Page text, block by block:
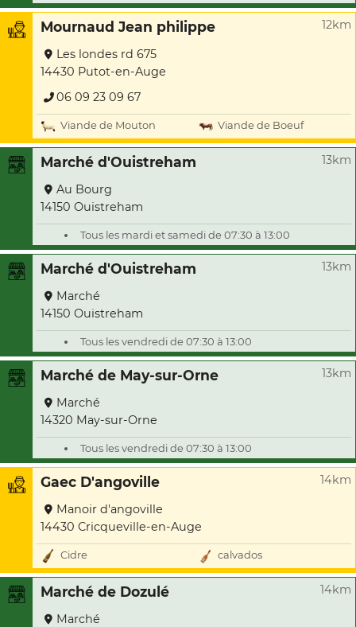
Mournaud Jean philippe 12km
Les londes rd 675
14430 Putot-en-Auge
06 09 23 09 67
Viande de Mouton Viande de Boeuf
Marché d'Ouistreham 13km
Au Bourg
14150 Ouistreham
Tous les mardi et samedi de 07:30 à 13:00
Marché d'Ouistreham 13km
Marché
14150 Ouistreham
Tous les vendredi de 07:30 à 13:00
Marché de May-sur-Orne 13km
Marché
14320 May-sur-Orne
Tous les vendredi de 07:30 à 13:00
Gaec D'angoville 14km
Manoir d'angoville
14430 Cricqueville-en-Auge
Cidre calvados
Marché de Dozulé 14km
Marché